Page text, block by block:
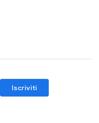
Iscriviti